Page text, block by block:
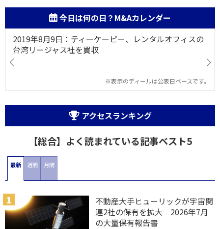
今日は何の日？M&Aカレンダー
2019年8月9日：ティーケーピー、レンタルオフィスの
台湾リージャス社を買収
※表示のディールは公表日ベースです。
アクセスランキング
【総合】よく読まれている記事ベスト5
最新 週間 月間
不動産大手ヒューリックが宇宙関
連2社の保有を拡大 2026年7月
の大量保有報告書